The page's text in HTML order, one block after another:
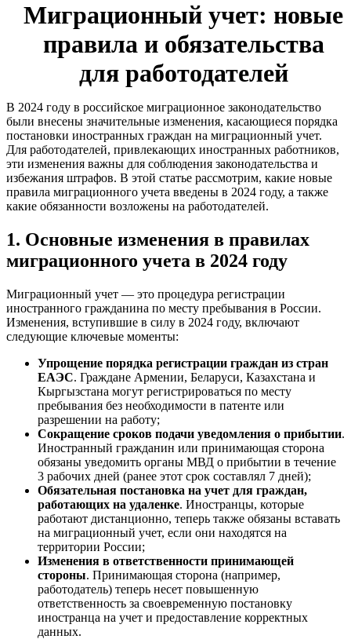
Миграционный учет: новые
правила и обязательства
для работодателей
В 2024 году в российское миграционное законодательство
были внесены значительные изменения, касающиеся порядка
постановки иностранных граждан на миграционный учет.
Для работодателей, привлекающих иностранных работников,
эти изменения важны для соблюдения законодательства и
избежания штрафов. В этой статье рассмотрим, какие новые
правила миграционного учета введены в 2024 году, а также
какие обязанности возложены на работодателей.
1. Основные изменения в правилах
миграционного учета в 2024 году
Миграционный учет — это процедура регистрации
иностранного гражданина по месту пребывания в России.
Изменения, вступившие в силу в 2024 году, включают
следующие ключевые моменты:
Упрощение порядка регистрации граждан из стран
ЕАЭС. Граждане Армении, Беларуси, Казахстана и
Кыргызстана могут регистрироваться по месту
пребывания без необходимости в патенте или
разрешении на работу;
Сокращение сроков подачи уведомления о прибытии.
Иностранный гражданин или принимающая сторона
обязаны уведомить органы МВД о прибытии в течение
3 рабочих дней (ранее этот срок составлял 7 дней);
Обязательная постановка на учет для граждан,
работающих на удаленке. Иностранцы, которые
работают дистанционно, теперь также обязаны вставать
на миграционный учет, если они находятся на
территории России;
Изменения в ответственности принимающей
стороны. Принимающая сторона (например,
работодатель) теперь несет повышенную
ответственность за своевременную постановку
иностранца на учет и предоставление корректных
данных.